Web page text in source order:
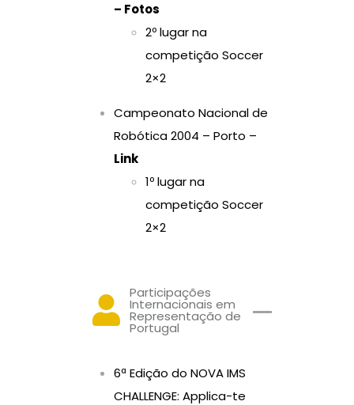
– Fotos
2º lugar na
competição Soccer
2×2
Campeonato Nacional de
Robótica 2004 – Porto –
Link
1º lugar na
competição Soccer
2×2
Participações
Internacionais em
Representação de
Portugal
6ª Edição do NOVA IMS
CHALLENGE: Applica-te